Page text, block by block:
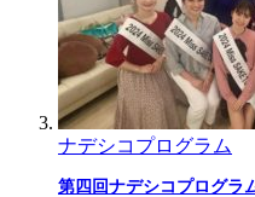
ナデシコプログラム
第四回ナデシコプログラ